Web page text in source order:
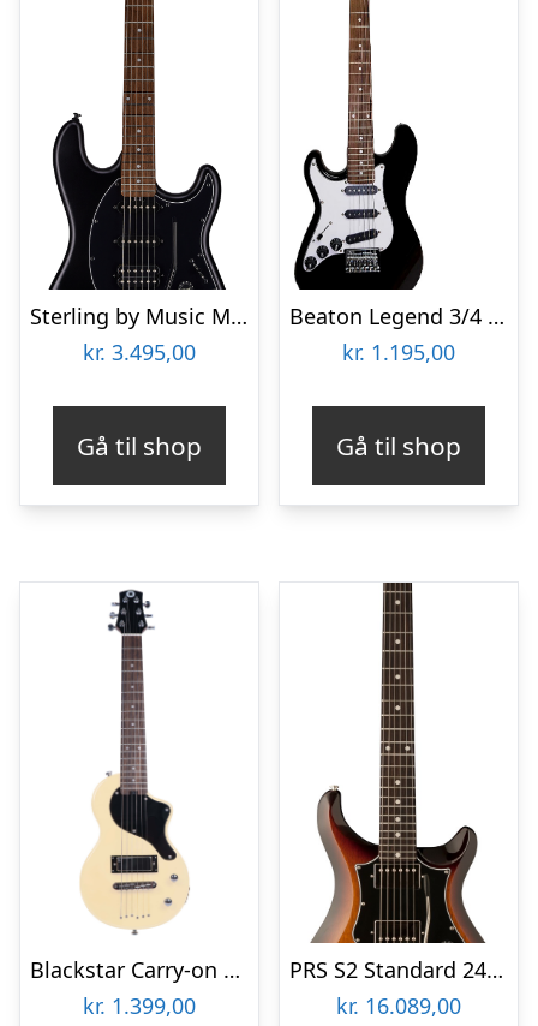
Sterling by Music Man Cutlass CT30HSS El Guitar – Stealth Black
kr. 3.495,00
Gå til shop
Beaton Legend 3/4 venstrehånds El guitar til Børn – Sort
kr. 1.195,00
Gå til shop
Blackstar Carry-on ST Guitar – Hvid
kr. 1.399,00
PRS S2 Standard 24, McCarty Elguitar – Tobacco Sunburst
kr. 16.089,00